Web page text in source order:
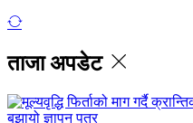
ताजा अपडेट